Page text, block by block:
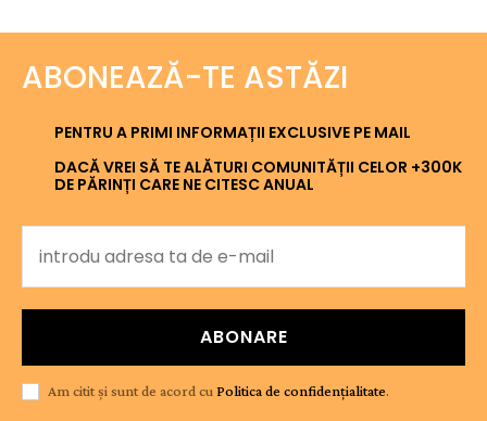
ABONEAZĂ-TE ASTĂZI
PENTRU A PRIMI INFORMAȚII EXCLUSIVE PE MAIL
DACĂ VREI SĂ TE ALĂTURI COMUNITĂȚII CELOR +300K
DE PĂRINȚI CARE NE CITESC ANUAL
ABONARE
Am citit și sunt de acord cuPolitica de confidențialitate.